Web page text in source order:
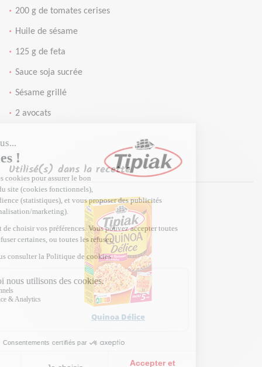
200 g de tomates cerises
Huile de sésame
125 g de feta
Sauce soja sucrée
Sésame grillé
2 avocats
Utilisé(s) dans la recette
Quinoa Délice